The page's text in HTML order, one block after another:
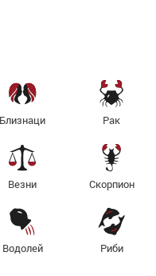
Близнаци Рак
Везни Скорпион
Водолей Риби